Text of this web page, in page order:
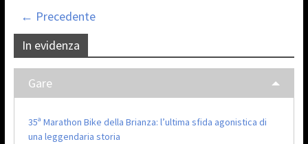
← Precedente
In evidenza
Gare
35ª Marathon Bike della Brianza: l’ultima sfida agonistica di
una leggendaria storia